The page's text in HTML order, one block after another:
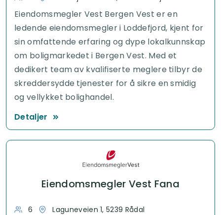
Eiendomsmegler Vest Bergen Vest er en
ledende eiendomsmegler i Loddefjord, kjent for
sin omfattende erfaring og dype lokalkunnskap
om boligmarkedet i Bergen Vest. Med et
dedikert team av kvalifiserte meglere tilbyr de
skreddersydde tjenester for å sikre en smidig
og vellykket bolighandel.
Detaljer
Eiendomsmegler Vest Fana
6 Laguneveien 1, 5239 Rådal